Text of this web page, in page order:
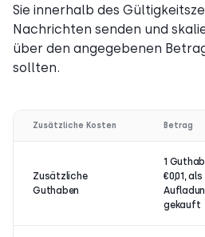
Sie innerhalb des
Nachrichten senden und
über den angegebenen
sollten.
Zusätzliche Kosten Betrag
Zusätzliche
Guthaben
1
€0,01, als
gekauft